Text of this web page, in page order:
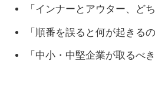
「インナーとアウター、ど
「順番を誤ると何が起きるの
「中小・中堅企業が取るべ